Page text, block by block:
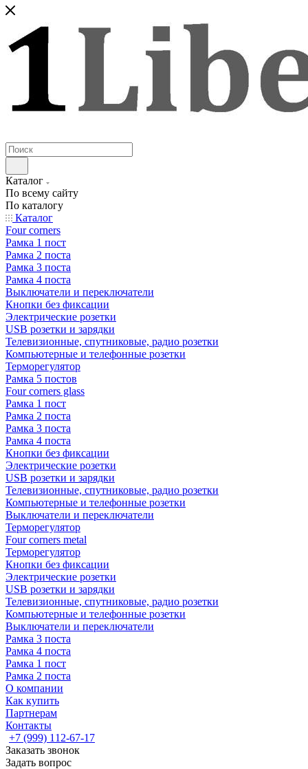
Каталог
По всему сайту
По каталогу
Каталог
Four corners
Рамка 1 пост
Рамка 2 поста
Рамка 3 поста
Рамка 4 поста
Выключатели и переключатели
Кнопки без фиксации
Электрические розетки
USB розетки и зарядки
Телевизионные, спутниковые, радио розетки
Компьютерные и телефонные розетки
Терморегулятор
Рамка 5 постов
Four corners glass
Рамка 1 пост
Рамка 2 поста
Рамка 3 поста
Рамка 4 поста
Кнопки без фиксации
Электрические розетки
USB розетки и зарядки
Телевизионные, спутниковые, радио розетки
Компьютерные и телефонные розетки
Выключатели и переключатели
Терморегулятор
Four corners metal
Терморегулятор
Кнопки без фиксации
Электрические розетки
USB розетки и зарядки
Телевизионные, спутниковые, радио розетки
Компьютерные и телефонные розетки
Выключатели и переключатели
Рамка 3 поста
Рамка 4 поста
Рамка 1 пост
Рамка 2 поста
О компании
Как купить
Партнерам
Контакты
+7 (999) 112-67-17
Заказать звонок
Задать вопрос